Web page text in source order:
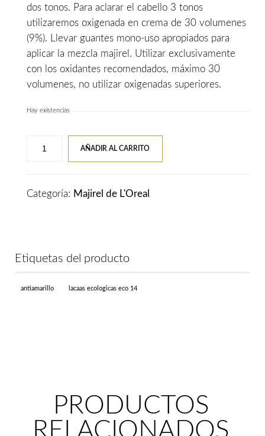
dos tonos. Para aclarar el cabello 3 tonos
utilizaremos oxigenada en crema de 30 volumenes
(9%). Llevar guantes mono-uso apropiados para
aplicar la mezcla majirel. Utilizar exclusivamente
con los oxidantes recomendados, máximo 30
volumenes, no utilizar oxigenadas superiores.
Hay existencias
Rubio
AÑADIR AL CARRITO
Categoría: Majirel de L'Oreal
Etiquetas del producto
antiamarillo lacaas ecologicas eco 14
PRODUCTOS
RELACIONADOS